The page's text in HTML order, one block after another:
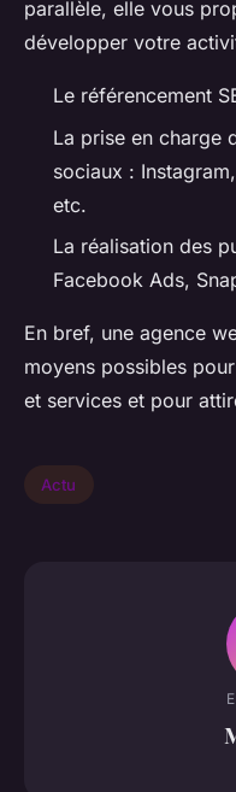
parallèle, elle vous
développer votre
Le référencement
La prise en charge
sociaux :
etc.
La réalisation des
Facebook Ads,
En bref, une agence
moyens possibles
et services et pour
Actu